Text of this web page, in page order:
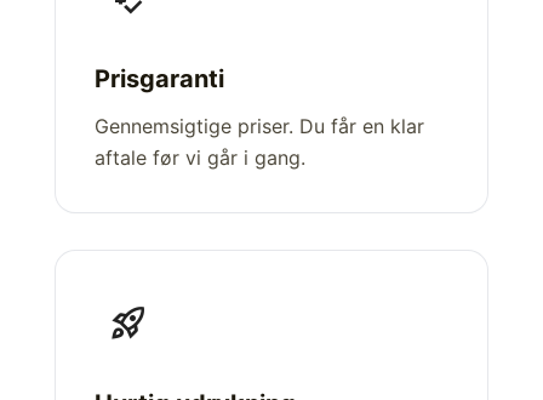
Prisgaranti
Gennemsigtige priser. Du får en klar
aftale før vi går i gang.
rocket_launch